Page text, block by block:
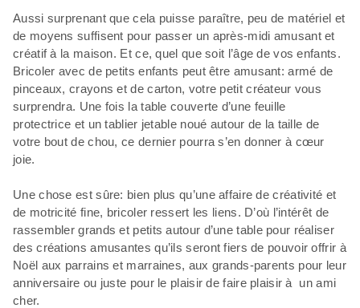
Aussi surprenant que cela puisse paraître, peu de matériel et
de moyens suffisent pour passer un après-midi amusant et
créatif à la maison. Et ce, quel que soit l’âge de vos enfants.
Bricoler avec de petits enfants peut être amusant: armé de
pinceaux, crayons et de carton, votre petit créateur vous
surprendra. Une fois la table couverte d’une feuille
protectrice et un tablier jetable noué autour de la taille de
votre bout de chou, ce dernier pourra s’en donner à cœur
joie.
Une chose est sûre: bien plus qu’une affaire de créativité et
de motricité fine, bricoler ressert les liens. D’où l’intérêt de
rassembler grands et petits autour d’une table pour réaliser
des créations amusantes qu’ils seront fiers de pouvoir offrir à
Noël aux parrains et marraines, aux grands-parents pour leur
anniversaire ou juste pour le plaisir de faire plaisir à un ami
cher.